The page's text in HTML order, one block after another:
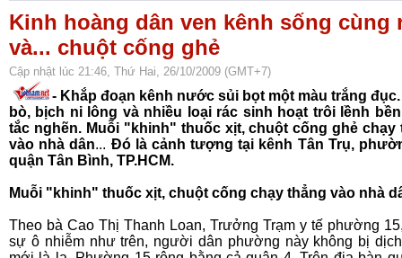
Kinh hoàng dân ven kênh sống cùng
và... chuột cống ghẻ
Cập nhật lúc 21:46, Thứ Hai, 26/10/2009 (GMT+7)
- K hắp đoạn kênh nước sủi bọt một màu trắng
bò, bịch ni lông và nhiều loại rác sinh hoạt trôi lềnh
tắc nghẽn. Muỗi "khinh" thuốc xịt, chuột cống ghẻ chạy
vào nhà dân... Đó là cảnh tượng tại kênh Tân Trụ,
quận Tân Bình, TP.HCM.
Muỗi "khinh" thuốc xịt, chuột cống chạy thẳng vào nhà
Theo bà Cao Thị Thanh Loan, Trưởng Trạm y tế phường
sự ô nhiễm như trên, người dân phường này không bị